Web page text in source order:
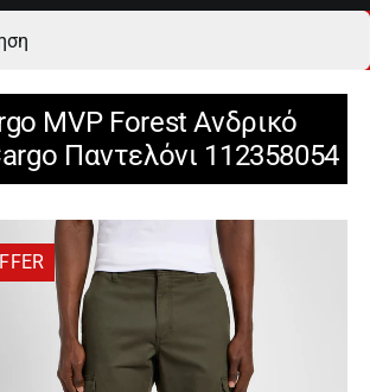
MVP Forest Ανδρικό
Παντελόνι 112358054